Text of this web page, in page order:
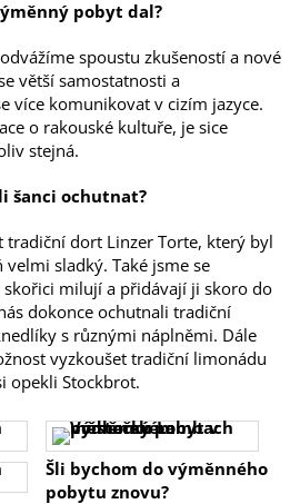
pobyt dal?
spoustu zkušeností a nové
větší samostatnosti a
více komunikovat v cizím jazyce.
o rakouské kultuře, je sice
stejná.
šanci ochutnat?
tradiční dort Linzer Torte, který byl
sladký. Také jsme se
skořici milují a přidávají ji skoro do
dokonce ochutnali tradiční
s různými náplněmi. Dále
vyzkoušet tradiční limonádu
opekli Stockbrot.
Šli bychom do výměnného
pobytu znovu?